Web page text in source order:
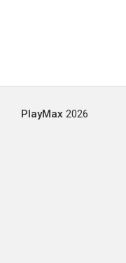
PlayMax 2026